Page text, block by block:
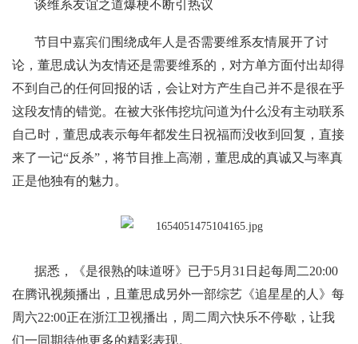
谈维系友谊之道爆梗不断引热议
节目中嘉宾们围绕成年人是否需要维系友情展开了讨
论，董思成认为友情还是需要维系的，对方单方面付出却得
不到自己的任何回报的话，会让对方产生自己并不是很在乎
这段友情的错觉。在被大张伟挖坑问道为什么没有主动联系
自己时，董思成表示每年都发生日祝福而没收到回复，直接
来了一记“反杀”，将节目推上高潮，董思成的真诚又与率真
正是他独有的魅力。
据悉，《是很熟的味道呀》已于5月31日起每周二20:00
在腾讯视频播出，且董思成另外一部综艺《追星星的人》每
周六22:00正在浙江卫视播出，周二周六快乐不停歇，让我
们一同期待他更多的精彩表现。